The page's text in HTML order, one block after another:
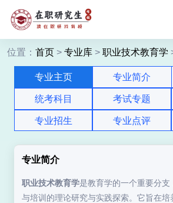
位置： 首页 > 专业库 > 职业技术教育学
专业主页 专业简介
统考科目 考试专题
专业招生 专业点评
专业简介
职业技术教育学是教育学的一个重要分支
与培训的理论研究与实践探索。它旨在培